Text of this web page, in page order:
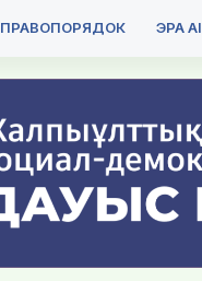
ПРАВОПОРЯДОК ЭРА AI